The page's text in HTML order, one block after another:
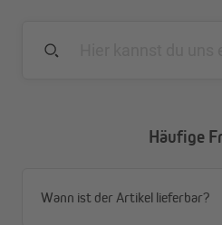
Häufige
Wann ist der Artikel lieferbar?